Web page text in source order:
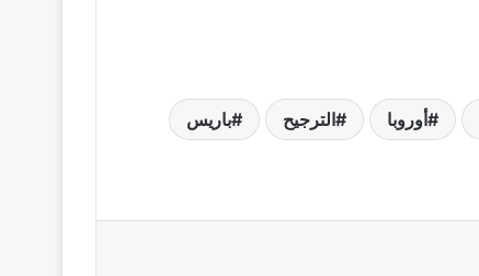
أوروبا الترجيح باريس